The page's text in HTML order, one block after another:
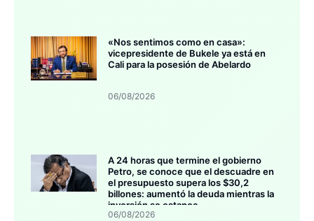
«Nos sentimos como en casa»:
vicepresidente de Bukele ya está en
Cali para la posesión de Abelardo
06/08/2026
A 24 horas que termine el gobierno
Petro, se conoce que el descuadre en
el presupuesto supera los $30,2
billones: aumentó la deuda mientras la
inversión se estanca
06/08/2026